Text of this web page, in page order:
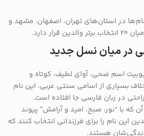
در استان‌های تهران، اصفهان، مشهد و
دارد.
در میان نسل جدید
اسم ضحی، آوای لطیف، کوتاه و
بسیاری از اسامی سنتی عربی، این نام
در زبان فارسی جا افتاده است.
که با “نور، صبح، امید و آرامش” پیوند
این نام را برای فرزندانی انتخاب کنند که
هستند.